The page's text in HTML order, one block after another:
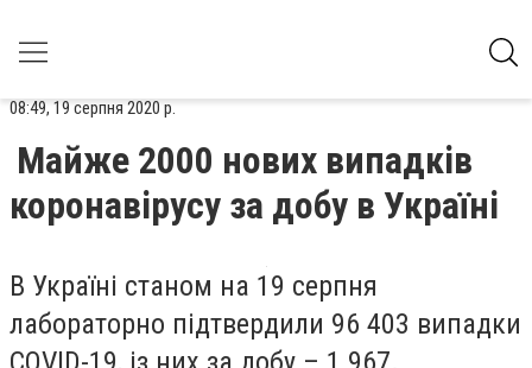
08:49, 19 серпня 2020 р.
Майже 2000 нових випадків
коронавірусу за добу в Україні
В Україні станом на 19 серпня
лабораторно підтвердили 96 403 випадки